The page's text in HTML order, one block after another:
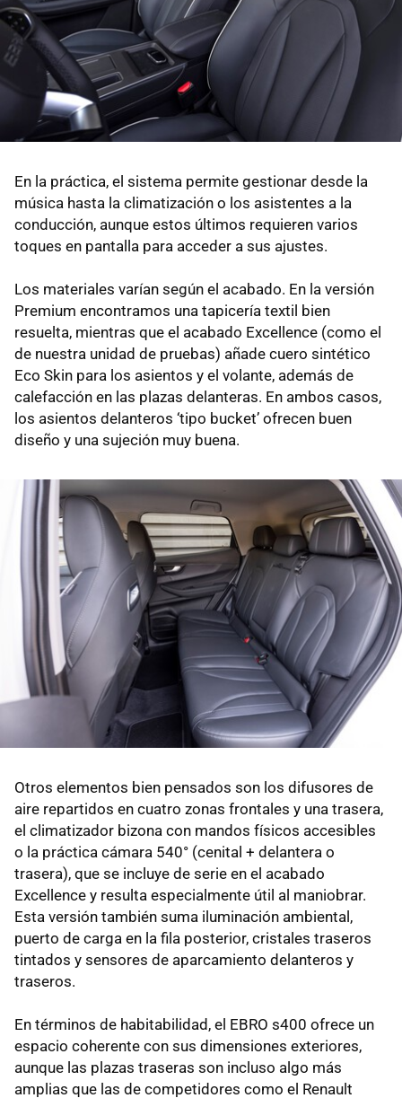
En la práctica, el sistema permite gestionar desde la
música hasta la climatización o los asistentes a la
conducción, aunque estos últimos requieren varios
toques en pantalla para acceder a sus ajustes.
Los materiales varían según el acabado. En la versión
Premium encontramos una tapicería textil bien
resuelta, mientras que el acabado Excellence (como el
de nuestra unidad de pruebas) añade cuero sintético
Eco Skin para los asientos y el volante, además de
calefacción en las plazas delanteras. En ambos casos,
los asientos delanteros ‘tipo bucket’ ofrecen buen
diseño y una sujeción muy buena.
Otros elementos bien pensados son los difusores de
aire repartidos en cuatro zonas frontales y una trasera,
el climatizador bizona con mandos físicos accesibles
o la práctica cámara 540° (cenital + delantera o
trasera), que se incluye de serie en el acabado
Excellence y resulta especialmente útil al maniobrar.
Esta versión también suma iluminación ambiental,
puerto de carga en la fila posterior, cristales traseros
tintados y sensores de aparcamiento delanteros y
traseros.
En términos de habitabilidad, el EBRO s400 ofrece un
espacio coherente con sus dimensiones exteriores,
aunque las plazas traseras son incluso algo más
amplias que las de competidores como el Renault